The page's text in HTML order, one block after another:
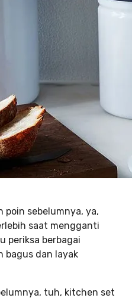
poin sebelumnya, ya,
saat mengganti
periksa berbagai
bagus dan layak
tuh, kitchen set